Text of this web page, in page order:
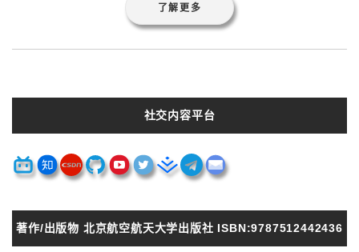
了解更多
社交内容平台
著作/出版物 北京航空航天大学出版社 ISBN:9787512442436